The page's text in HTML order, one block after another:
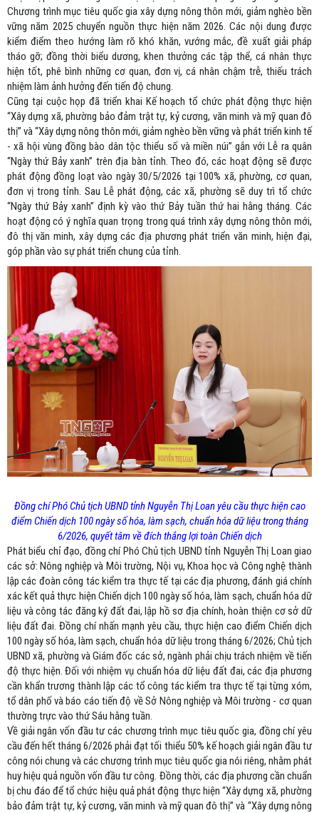
Chương trình mục tiêu quốc gia xây dựng nông thôn mới, giảm nghèo bền
vững năm 2025 chuyển nguồn thực hiện năm 2026. Các nội dung được
kiểm điểm theo hướng làm rõ khó khăn, vướng mắc, đề xuất giải pháp
tháo gỡ; đồng thời biểu dương, khen thưởng các tập thể, cá nhân thực
hiện tốt, phê bình những cơ quan, đơn vị, cá nhân chậm trễ, thiếu trách
nhiệm làm ảnh hưởng đến tiến độ chung.
Cũng tại cuộc họp đã triển khai Kế hoạch tổ chức phát động thực hiện
“Xây dựng xã, phường bảo đảm trật tự, kỷ cương, văn minh và mỹ quan đô
thị” và “Xây dựng nông thôn mới, giảm nghèo bền vững và phát triển kinh tế
- xã hội vùng đồng bào dân tộc thiểu số và miền núi” gắn với Lễ ra quân
“Ngày thứ Bảy xanh” trên địa bàn tỉnh. Theo đó, các hoạt động sẽ được
phát động đồng loạt vào ngày 30/5/2026 tại 100% xã, phường, cơ quan,
đơn vị trong tỉnh. Sau Lễ phát động, các xã, phường sẽ duy trì tổ chức
“Ngày thứ Bảy xanh” định kỳ vào thứ Bảy tuần thứ hai hằng tháng. Các
hoạt động có ý nghĩa quan trọng trong quá trình xây dựng nông thôn mới,
đô thị văn minh, xây dựng các địa phương phát triển văn minh, hiện đại,
góp phần vào sự phát triển chung của tỉnh.
Đồng chí Phó Chủ tịch UBND tỉnh Nguyễn Thị Loan yêu cầu thực hiện cao
điểm Chiến dịch 100 ngày số hóa, làm sạch, chuẩn hóa dữ liệu trong tháng
6/2026, quyết tâm về đích thắng lợi toàn Chiến dịch
Phát biểu chỉ đạo, đồng chí Phó Chủ tịch UBND tỉnh Nguyễn Thị Loan giao
các sở: Nông nghiệp và Môi trường, Nội vụ, Khoa học và Công nghệ thành
lập các đoàn công tác kiểm tra thực tế tại các địa phương, đánh giá chính
xác kết quả thực hiện Chiến dịch 100 ngày số hóa, làm sạch, chuẩn hóa dữ
liệu và công tác đăng ký đất đai, lập hồ sơ địa chính, hoàn thiện cơ sở dữ
liệu đất đai. Đồng chí nhấn mạnh yêu cầu, thực hiện cao điểm Chiến dịch
100 ngày số hóa, làm sạch, chuẩn hóa dữ liệu trong tháng 6/2026; Chủ tịch
UBND xã, phường và Giám đốc các sở, ngành phải chịu trách nhiệm về tiến
độ thực hiện. Đối với nhiệm vụ chuẩn hóa dữ liệu đất đai, các địa phương
cần khẩn trương thành lập các tổ công tác kiểm tra thực tế tại từng xóm,
tổ dân phố và báo cáo tiến độ về Sở Nông nghiệp và Môi trường - cơ quan
thường trực vào thứ Sáu hằng tuần.
Về giải ngân vốn đầu tư các chương trình mục tiêu quốc gia, đồng chí yêu
cầu đến hết tháng 6/2026 phải đạt tối thiểu 50% kế hoạch giải ngân đầu tư
công nói chung và các chương trình mục tiêu quốc gia nói riêng, nhằm phát
huy hiệu quả nguồn vốn đầu tư công. Đồng thời, các địa phương cần chuẩn
bị chu đáo để tổ chức hiệu quả phát động thực hiện “Xây dựng xã, phường
bảo đảm trật tự, kỷ cương, văn minh và mỹ quan đô thị” và “Xây dựng nông